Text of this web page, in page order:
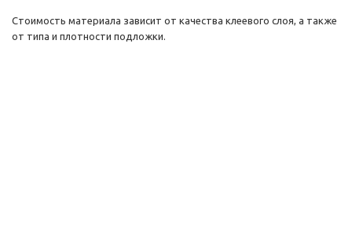
Стоимость материала зависит от качества клеевого слоя, а также
от типа и плотности подложки.